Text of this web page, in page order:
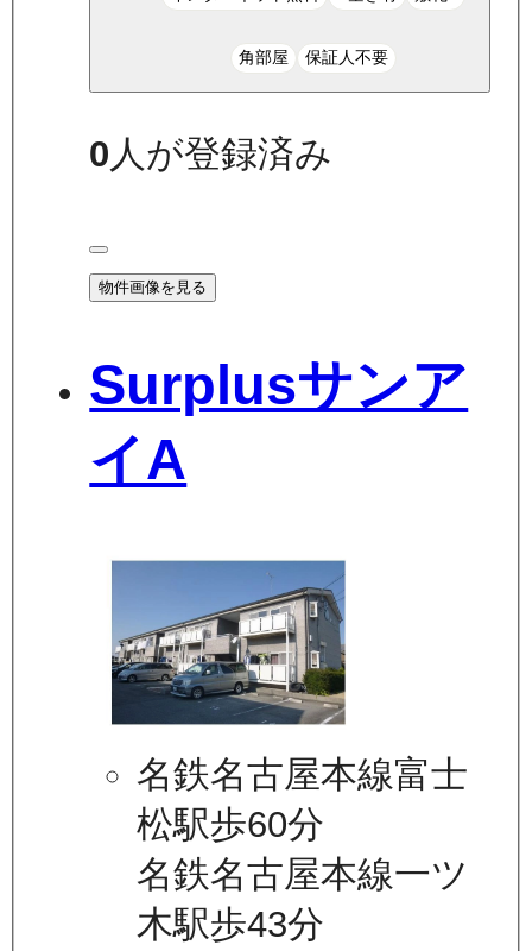
角部屋 保証人不要
0人が登録済み
物件画像を見る
Surplusサンア
イA
名鉄名古屋本線富士
松駅歩60分
名鉄名古屋本線一ツ
木駅歩43分